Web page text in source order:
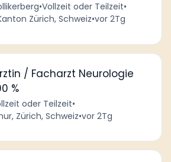
•Vollzeit oder Teilzeit•
Zürich, Schweiz•vor 2Tg
/ Facharzt Neurologie
%
oder Teilzeit•
Zürich, Schweiz•vor 2Tg